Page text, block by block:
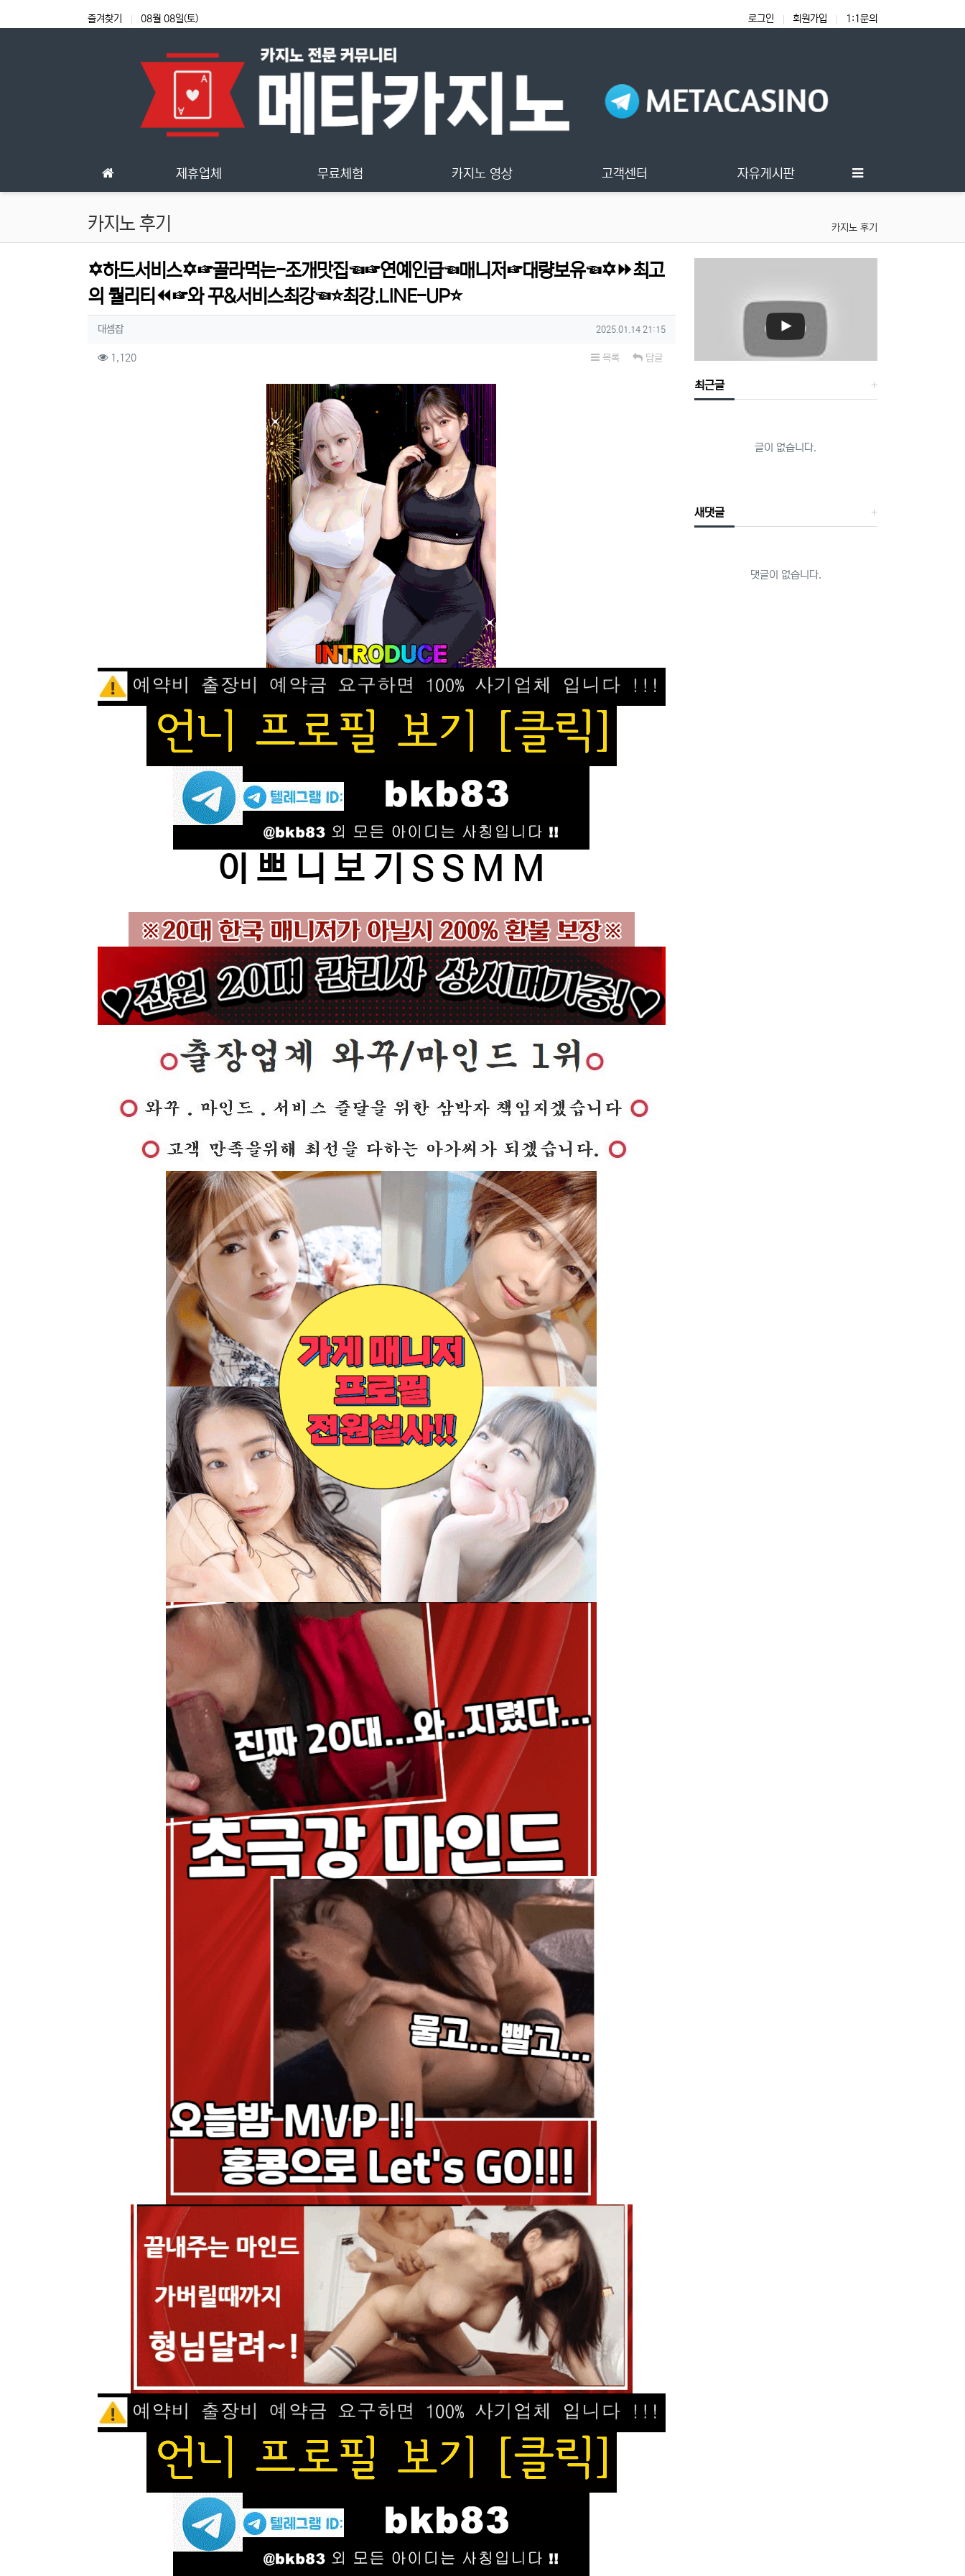
즐겨찾기 08월 08일(토) 로그인 회원가입 1:1문의
제휴업체 무료체험 카지노 영상 고객센터 자유게시판
카지노 후기 카지노 후기
✡️하드서비스✡️☞골라먹는-조개맛집☜☞연예인급☜매니저☞대량보유☜✡️⏩최고
의 퀄리티⏪☞와 꾸&서비스최강☜⭐최강.LINE-UP⭐
작성자 정보
대셈잡작성 작성일
2025.01.14 21:15
컨텐츠 정보
1,120조회 목록 답글
이 쁘 니 보 기 S S M M
최근글
글이 없습니다.
새댓글
댓글이 없습니다.